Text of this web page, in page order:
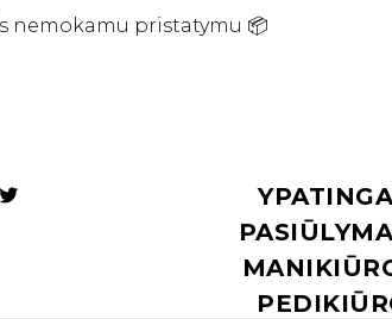
nemokamu pristatymu 📦